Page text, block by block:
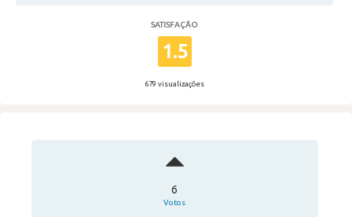
SATISFAÇÃO
1.5
679 visualizações
6
Votos